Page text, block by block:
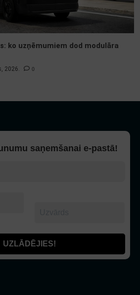
ko uzņēmumiem dod modulāra
2026. 0
saņemšanai e-pastā!